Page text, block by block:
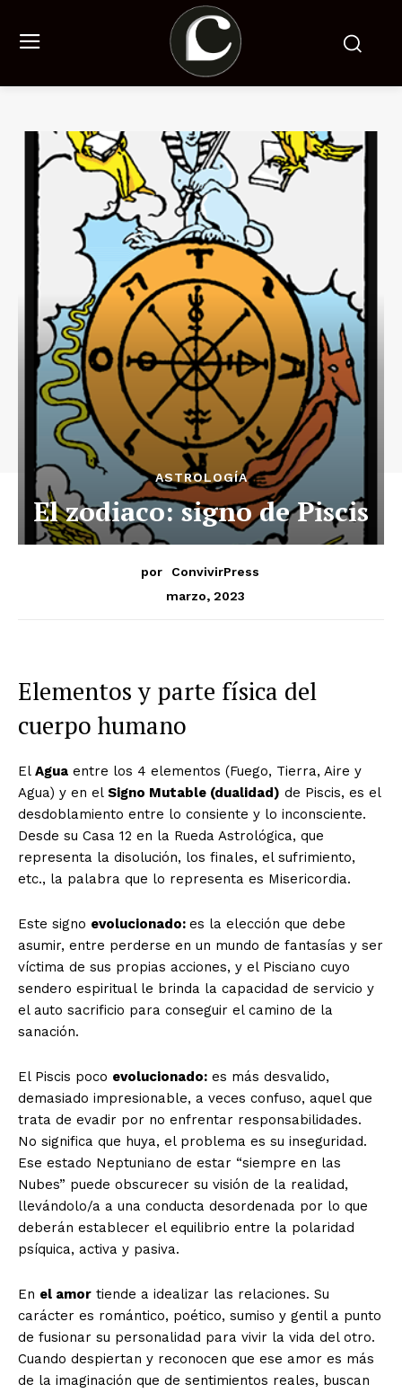
ASTROLOGÍA
El zodiaco: signo de Piscis
por
ConvivirPress
marzo, 2023
Elementos y parte física del
cuerpo humano
El Agua entre los 4 elementos (Fuego, Tierra, Aire y
Agua) y en el Signo Mutable (dualidad) de Piscis, es el
desdoblamiento entre lo consiente y lo inconsciente.
Desde su Casa 12 en la Rueda Astrológica, que
representa la disolución, los finales, el sufrimiento,
etc., la palabra que lo representa es Misericordia.
Este signo evolucionado: es la elección que debe
asumir, entre perderse en un mundo de fantasías y ser
víctima de sus propias acciones, y el Pisciano cuyo
sendero espiritual le brinda la capacidad de servicio y
el auto sacrificio para conseguir el camino de la
sanación.
El Piscis poco evolucionado: es más desvalido,
demasiado impresionable, a veces confuso, aquel que
trata de evadir por no enfrentar responsabilidades.
No significa que huya, el problema es su inseguridad.
Ese estado Neptuniano de estar “siempre en las
Nubes” puede obscurecer su visión de la realidad,
llevándolo/a a una conducta desordenada por lo que
deberán establecer el equilibrio entre la polaridad
psíquica, activa y pasiva.
En el amor tiende a idealizar las relaciones. Su
carácter es romántico, poético, sumiso y gentil a punto
de fusionar su personalidad para vivir la vida del otro.
Cuando despiertan y reconocen que ese amor es más
de la imaginación que de sentimientos reales, buscan